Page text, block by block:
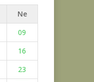
Ne
09
16
23